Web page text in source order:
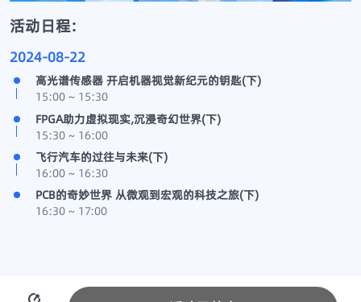
活动日程:
2024-08-22
高光谱传感器 开启机器视觉新纪元的钥匙(下)
15:00 ~ 15:30
FPGA助力虚拟现实,沉浸奇幻世界(下)
15:30 ~ 16:00
飞行汽车的过往与未来(下)
16:00 ~ 16:30
PCB的奇妙世界 从微观到宏观的科技之旅(下)
16:30 ~ 17:00